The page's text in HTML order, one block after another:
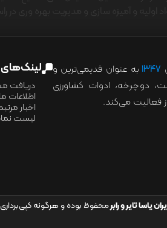
۱۳۴۷ به عنوان قدیمی‌ترین و
دوچرخه، ادوات کشاورزی
فعالیت می‌کند.
دریافت
اطلاعات
اخبار
لیست
یاسا تایر و رابرمحفوظ بوده و هرگونه